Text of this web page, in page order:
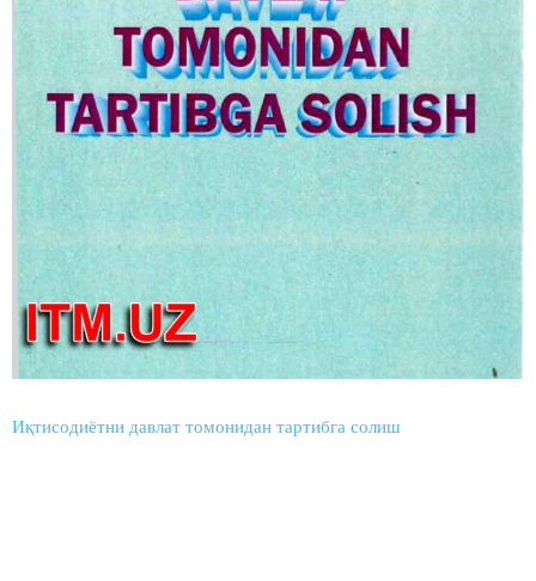
Иқтисодиётни давлат томонидан тартибга солиш